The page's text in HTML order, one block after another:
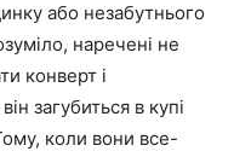
або незабутнього
наречені не
конверт і
загубиться в купі
коли вони все-